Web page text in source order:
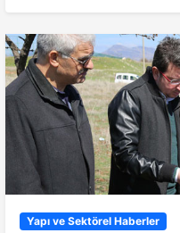
Yapı ve Sektörel Haberler